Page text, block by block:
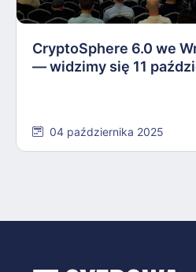
CryptoSphere 6.0 we
— widzimy się 11
04 października 2025